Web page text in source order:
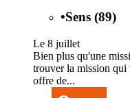
•Sens (89)
Le 8 juillet
Bien plus qu'une
trouver la mission qui
offre de...